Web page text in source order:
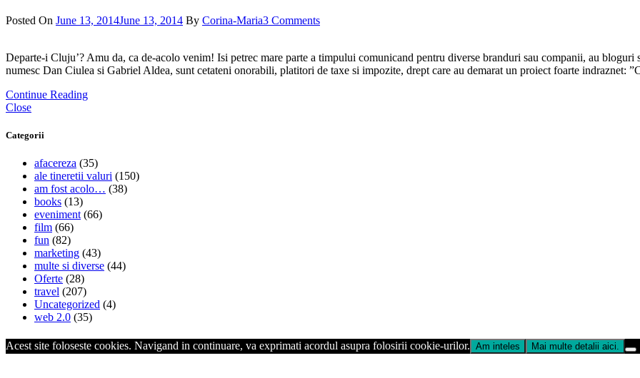
Posted On June 13, 2014June 13, 2014 By Corina-Maria3 Comments
Departe-i Cluju’? Amu da, ca de-acolo venim! Isi petrec mare parte a timpului comunicand pentru diverse branduri sau companii, au bloguri
numesc Dan Ciulea si Gabriel Aldea, sunt cetateni onorabili, platitori de taxe si impozite, drept care au demarat un proiect foarte indraznet:
Continue Reading
Close
Categorii
afacereza (35)
ale tineretii valuri (150)
am fost acolo… (38)
books (13)
eveniment (66)
film (66)
fun (82)
marketing (43)
multe si diverse (44)
Oferte (28)
travel (207)
Uncategorized (4)
web 2.0 (35)
Acest site foloseste cookies. Navigand in continuare, va exprimati acordul asupra folosirii cookie-urilor. Am inteles Mai multe detalii aici.